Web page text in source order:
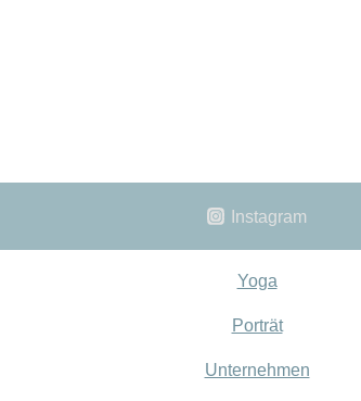
Instagram
Yoga
Porträt
Unternehmen